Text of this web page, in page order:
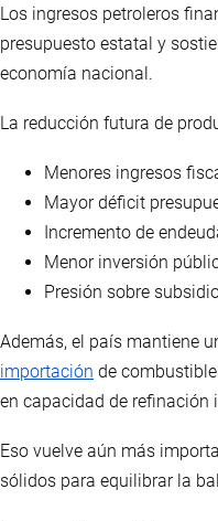
Los ingresos petroleros
presupuesto estatal y
economía nacional.
La reducción futura de
Menores ingresos
Mayor déficit
Incremento de
Menor inversión
Presión sobre
Además, el país mantiene
importación de
en capacidad de refinación
Eso vuelve aún más
sólidos para equilibrar la